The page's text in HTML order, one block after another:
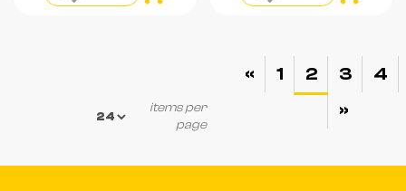
« 1 2 3
4
»
items per
page